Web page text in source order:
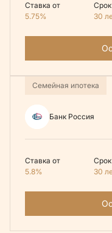
Ставка от
5.75%
30
Семейная ипотека
Банк Россия
Ставка от
5.8%
30